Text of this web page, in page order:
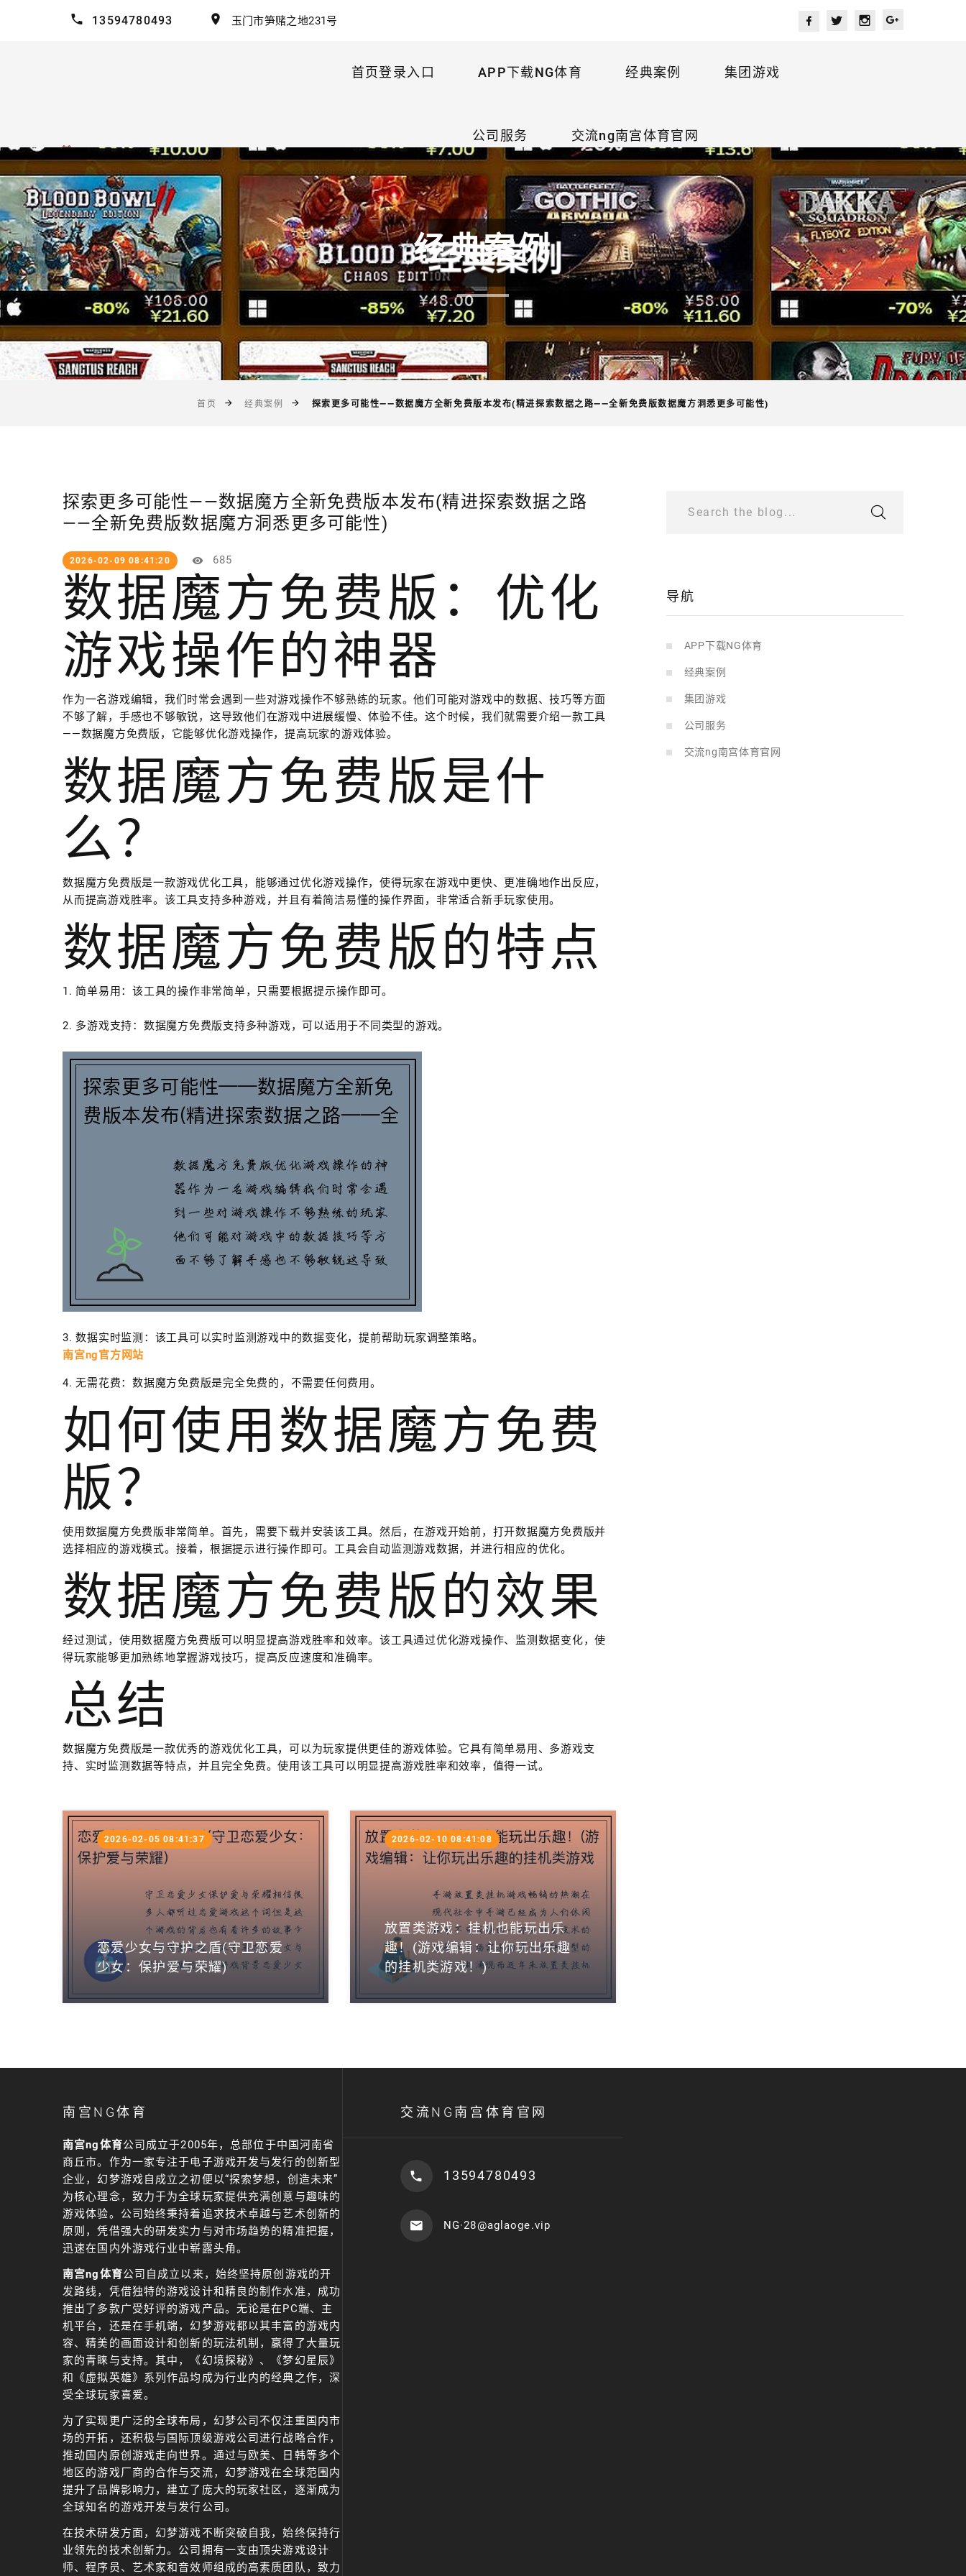
13594780493 玉门市笋赌之地231号
首页登录入口 APP下载NG体育 经典案例 集团游戏
公司服务 交流ng南宫体育官网
经典案例
首页 经典案例 探索更多可能性——数据魔方全新免费版本发布(精进探索数据之路——全新免费版数据魔方洞悉更多可能性)
探索更多可能性——数据魔方全新免费版本发布(精进探索数据之路
——全新免费版数据魔方洞悉更多可能性)
2026-02-09 08:41:20 685
数据魔方免费版：优化
游戏操作的神器
作为一名游戏编辑，我们时常会遇到一些对游戏操作不够熟练的玩家。他们可能对游戏中的数据、技巧等方面
不够了解，手感也不够敏锐，这导致他们在游戏中进展缓慢、体验不佳。这个时候，我们就需要介绍一款工具
——数据魔方免费版，它能够优化游戏操作，提高玩家的游戏体验。
数据魔方免费版是什
么？
数据魔方免费版是一款游戏优化工具，能够通过优化游戏操作，使得玩家在游戏中更快、更准确地作出反应，
从而提高游戏胜率。该工具支持多种游戏，并且有着简洁易懂的操作界面，非常适合新手玩家使用。
数据魔方免费版的特点
1. 简单易用：该工具的操作非常简单，只需要根据提示操作即可。
2. 多游戏支持：数据魔方免费版支持多种游戏，可以适用于不同类型的游戏。
3. 数据实时监测：该工具可以实时监测游戏中的数据变化，提前帮助玩家调整策略。
南宫ng官方网站
4. 无需花费：数据魔方免费版是完全免费的，不需要任何费用。
如何使用数据魔方免费
版？
使用数据魔方免费版非常简单。首先，需要下载并安装该工具。然后，在游戏开始前，打开数据魔方免费版并
选择相应的游戏模式。接着，根据提示进行操作即可。工具会自动监测游戏数据，并进行相应的优化。
数据魔方免费版的效果
经过测试，使用数据魔方免费版可以明显提高游戏胜率和效率。该工具通过优化游戏操作、监测数据变化，使
得玩家能够更加熟练地掌握游戏技巧，提高反应速度和准确率。
总结
数据魔方免费版是一款优秀的游戏优化工具，可以为玩家提供更佳的游戏体验。它具有简单易用、多游戏支
持、实时监测数据等特点，并且完全免费。使用该工具可以明显提高游戏胜率和效率，值得一试。
恋爱少女与守护之盾(守卫恋爱
少女：保护爱与荣耀)
2026-02-05 08:41:37
放置类游戏：挂机也能玩出乐
趣！(游戏编辑：让你玩出乐趣
的挂机类游戏！)
2026-02-10 08:41:08
Search the blog...
导航
APP下载NG体育
经典案例
集团游戏
公司服务
交流ng南宫体育官网
南宫NG体育
南宫ng体育公司成立于2005年，总部位于中国河南省
商丘市。作为一家专注于电子游戏开发与发行的创新型
企业，幻梦游戏自成立之初便以“探索梦想，创造未来”
为核心理念，致力于为全球玩家提供充满创意与趣味的
游戏体验。公司始终秉持着追求技术卓越与艺术创新的
原则，凭借强大的研发实力与对市场趋势的精准把握，
迅速在国内外游戏行业中崭露头角。
南宫ng体育公司自成立以来，始终坚持原创游戏的开
发路线，凭借独特的游戏设计和精良的制作水准，成功
推出了多款广受好评的游戏产品。无论是在PC端、主
机平台，还是在手机端，幻梦游戏都以其丰富的游戏内
容、精美的画面设计和创新的玩法机制，赢得了大量玩
家的青睐与支持。其中，《幻境探秘》、《梦幻星辰》
和《虚拟英雄》系列作品均成为行业内的经典之作，深
受全球玩家喜爱。
为了实现更广泛的全球布局，幻梦公司不仅注重国内市
场的开拓，还积极与国际顶级游戏公司进行战略合作，
推动国内原创游戏走向世界。通过与欧美、日韩等多个
地区的游戏厂商的合作与交流，幻梦游戏在全球范围内
提升了品牌影响力，建立了庞大的玩家社区，逐渐成为
全球知名的游戏开发与发行公司。
在技术研发方面，幻梦游戏不断突破自我，始终保持行
业领先的技术创新力。公司拥有一支由顶尖游戏设计
师、程序员、艺术家和音效师组成的高素质团队，致力
交流NG南宫体育官网
13594780493
NG·28@aglaoge.vip